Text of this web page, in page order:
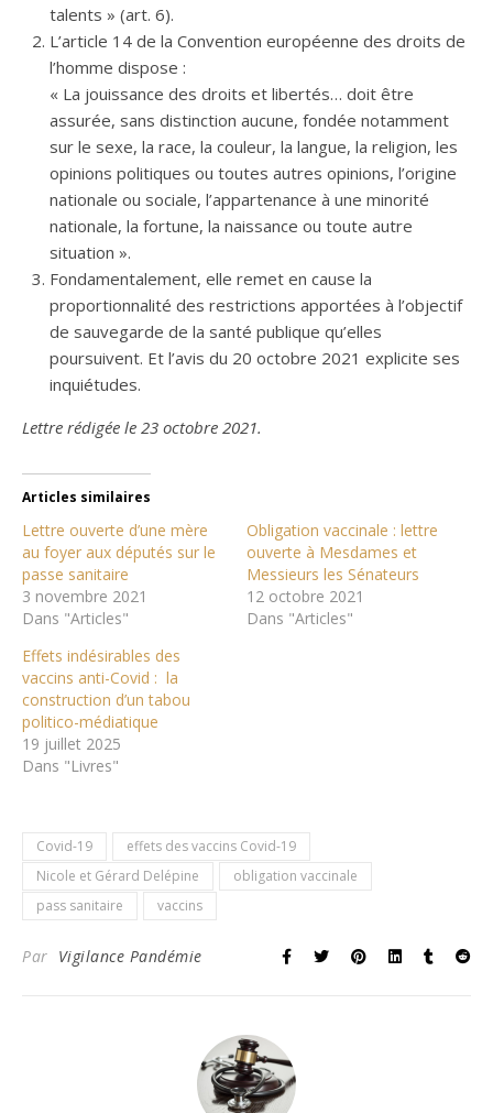
talents » (art. 6).
L’article 14 de la Convention européenne des droits de
l’homme dispose :
« La jouissance des droits et libertés… doit être
assurée, sans distinction aucune, fondée notamment
sur le sexe, la race, la couleur, la langue, la religion, les
opinions politiques ou toutes autres opinions, l’origine
nationale ou sociale, l’appartenance à une minorité
nationale, la fortune, la naissance ou toute autre
situation ».
Fondamentalement, elle remet en cause la
proportionnalité des restrictions apportées à l’objectif
de sauvegarde de la santé publique qu’elles
poursuivent. Et l’avis du 20 octobre 2021 explicite ses
inquiétudes.
Lettre rédigée le 23 octobre 2021.
Articles similaires
Lettre ouverte d’une mère
au foyer aux députés sur le
passe sanitaire
3 novembre 2021
Dans "Articles"
Obligation vaccinale : lettre
ouverte à Mesdames et
Messieurs les Sénateurs
12 octobre 2021
Dans "Articles"
Effets indésirables des
vaccins anti-Covid : la
construction d’un tabou
politico-médiatique
19 juillet 2025
Dans "Livres"
Covid-19
effets des vaccins Covid-19
Nicole et Gérard Delépine
obligation vaccinale
pass sanitaire
vaccins
Par Vigilance Pandémie